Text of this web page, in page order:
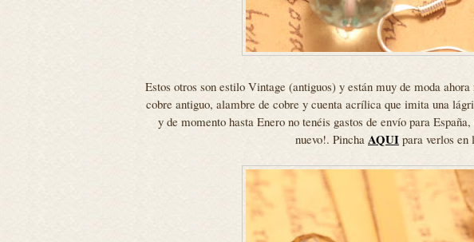
Estos otros son estilo Vintage (antiguos) y están muy de moda
cobre antiguo, alambre de cobre y cuenta acrílica que imita una
y de momento hasta Enero no tenéis gastos de envío para
nuevo!. Pincha AQUI para verlos en